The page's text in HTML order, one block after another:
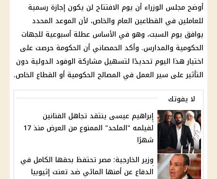
أوضح مجلس الوزراء أن يوم الافتتاح لن يكون إجازة رسمية
للعاملين في القطاعين العام والخاص، لأن الموعد المحدد
يوافق يوم السبت، وهو في الأساس عطلة أسبوعية للجهات
الحكومية والمدارس. وأكد الحمصاني أن الحكومة حرصت على
اختيار هذا اليوم تحديدًا لتسهيل مشاركة الوفود الدولية دون
التأثير على سير العمل في المصالح الحكومية أو القطاع الخاص.
لا يفوتك
إبراهيم عيسى ينتقد تجاهل الفنانين
لفيلمه "الملحد" الممنوع من العرض منذ 17
شهرًا
وزير الخارجية: مصر تحتفظ بحقها الكامل في
الدفاع عن أمنها المائي ضد تعنت إثيوبيا